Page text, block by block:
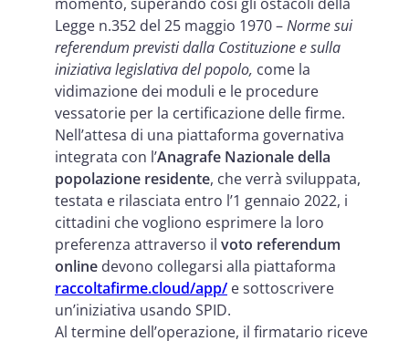
Legge n.352 del 25 maggio 1970 –Norme sui
referendum previsti dalla Costituzione e sulla
iniziativa legislativa del popolo, come la
vidimazione dei moduli e le procedure
vessatorie per la certificazione delle firme.
Nell’attesa di una piattaforma governativa
integrata con l’Anagrafe Nazionale della
popolazione residente, che verrà sviluppata,
testata e rilasciata entro l’1 gennaio 2022, i
cittadini che vogliono esprimere la loro
preferenza attraverso il voto referendum
online devono collegarsi alla piattaforma
raccoltafirme.cloud/app/ e sottoscrivere
un’iniziativa usando SPID.
Al termine dell’operazione, il firmatario riceve